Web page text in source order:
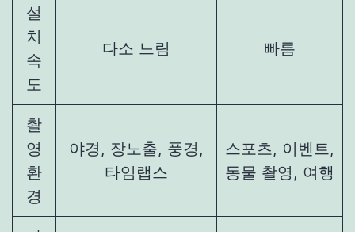
설
치
속
도
다소 느림 빠름
촬
영
환
경
야경, 장노출, 풍경,
타임랩스
스포츠, 이벤트,
동물 촬영, 여행